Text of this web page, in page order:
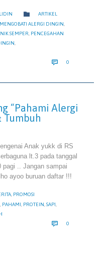
 CATEGORY
ARTIKEL
ALERGI DINGIN
SEMPER PENCEGAHAN
 0
“Pahami Alergi
Tumbuh
Anak yukk di RS
lt.3 pada tanggal
pagi .. Jangan sampai
ayoo buruan daftar !!!
PROMOSI
PAHAMI PROTEIN SAPI
 0